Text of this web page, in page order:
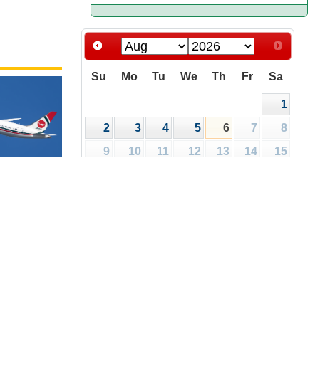
Su Mo Tu We Th Fr Sa
1
2
3 4 5 6 7
8
9
10 11 12 13 14
15